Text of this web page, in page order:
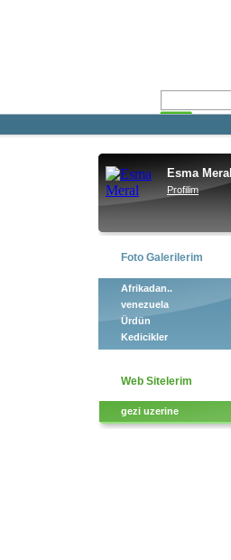
Esma Meral
Profilim
Foto Galerilerim
Afrikadan..
venezuela
Ürdün
Kedicikler
Web Sitelerim
gezi uzerine